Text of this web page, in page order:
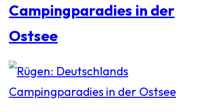
Campingparadies in der
Ostsee